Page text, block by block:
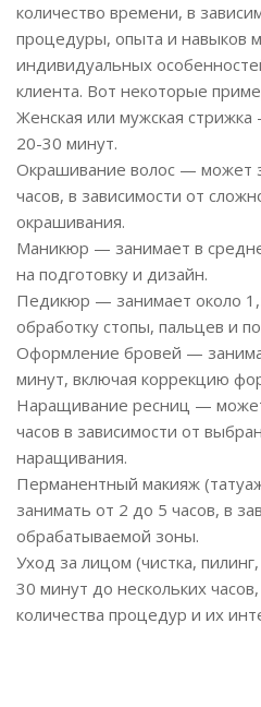
количество времени, в
процедуры, опыта и навыков
индивидуальных
клиента. Вот некоторые
Женская или мужская
20-30 минут.
Окрашивание волос — может
часов, в зависимости от
окрашивания.
Маникюр — занимает в
на подготовку и дизайн.
Педикюр — занимает около
обработку стопы, пальцев и
Оформление бровей —
минут, включая коррекцию
Наращивание ресниц —
часов в зависимости от
наращивания.
Перманентный макияж
занимать от 2 до 5 часов, в
обрабатываемой зоны.
Уход за лицом (чистка,
30 минут до нескольких
количества процедур и их